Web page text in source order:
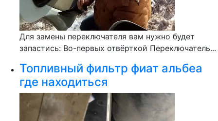
Для замены переключателя вам нужно будет
запастись: Во-первых отвёрткой Переключатель...
Топливный фильтр фиат альбеа
где находиться